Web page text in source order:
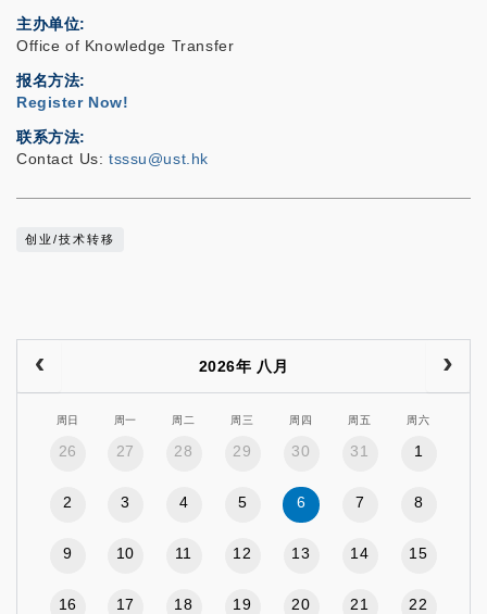
主办单位
Office of Knowledge Transfer
报名方法
Register Now!
联系方法
Contact Us: tsssu@ust.hk
创业/技术转移
2026年 八月
周日 周一 周二 周三 周四 周五 周六
26 27 28 29 30 31 1
2 3 4 5 6 7 8
9 10 11 12 13 14 15
16 17 18 19 20 21 22